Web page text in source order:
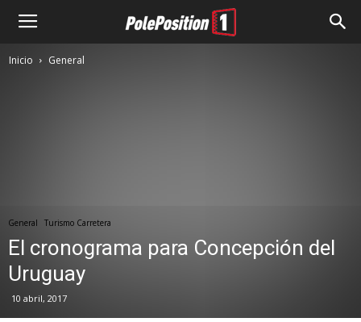
Inicio General
General Turismo Carretera
El cronograma para Concepción del
Uruguay
10 abril, 2017